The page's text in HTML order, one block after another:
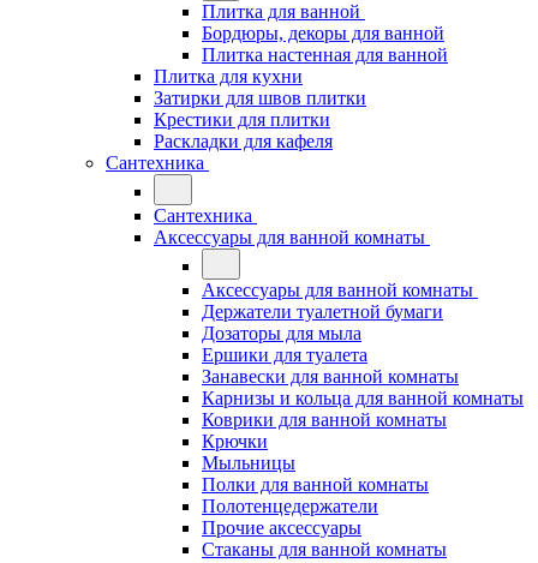
Плитка для ванной
Бордюры, декоры для ванной
Плитка настенная для ванной
Плитка для кухни
Затирки для швов плитки
Крестики для плитки
Раскладки для кафеля
Сантехника
Сантехника
Аксессуары для ванной комнаты
Аксессуары для ванной комнаты
Держатели туалетной бумаги
Дозаторы для мыла
Ершики для туалета
Занавески для ванной комнаты
Карнизы и кольца для ванной комнаты
Коврики для ванной комнаты
Крючки
Мыльницы
Полки для ванной комнаты
Полотенцедержатели
Прочие аксессуары
Стаканы для ванной комнаты